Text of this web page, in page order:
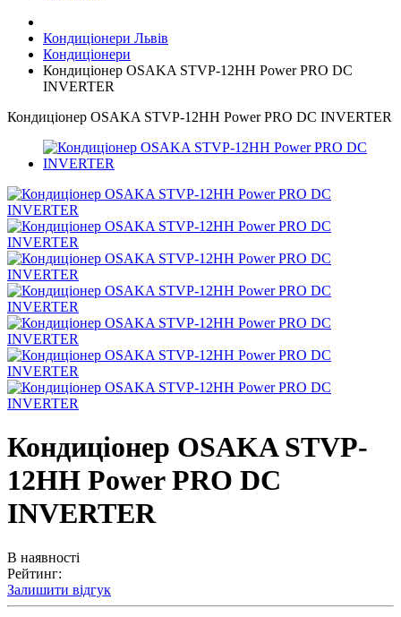
Кондиціонери Львів
Кондиціонери
Кондиціонер OSAKA STVP-12HH Power PRO DC
INVERTER
Кондиціонер OSAKA STVP-12HH Power PRO DC INVERTER
Кондиціонер OSAKA STVP-
12HH Power PRO DC
INVERTER
В наявності
Рейтинг:
Залишити відгук